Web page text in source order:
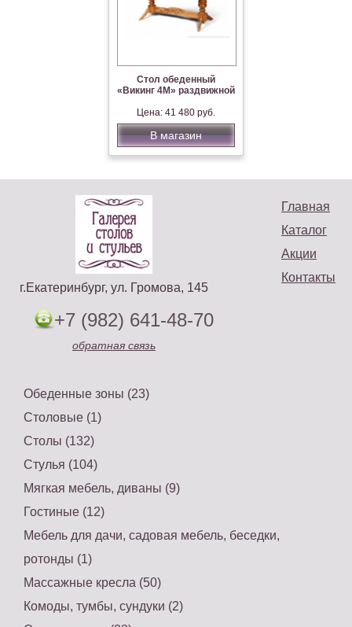
Стол обеденный
«Викинг 4М» раздвижной
Цена: 41 480 руб.
В магазин
Главная
Каталог
Акции
Контакты
г.Екатеринбург, ул. Громова, 145
+7 (982) 641-48-70
обратная связь
Обеденные зоны (23)
Столовые (1)
Столы (132)
Стулья (104)
Мягкая мебель, диваны (9)
Гостиные (12)
Мебель для дачи, садовая мебель, беседки,
ротонды (1)
Массажные кресла (50)
Комоды, тумбы, сундуки (2)